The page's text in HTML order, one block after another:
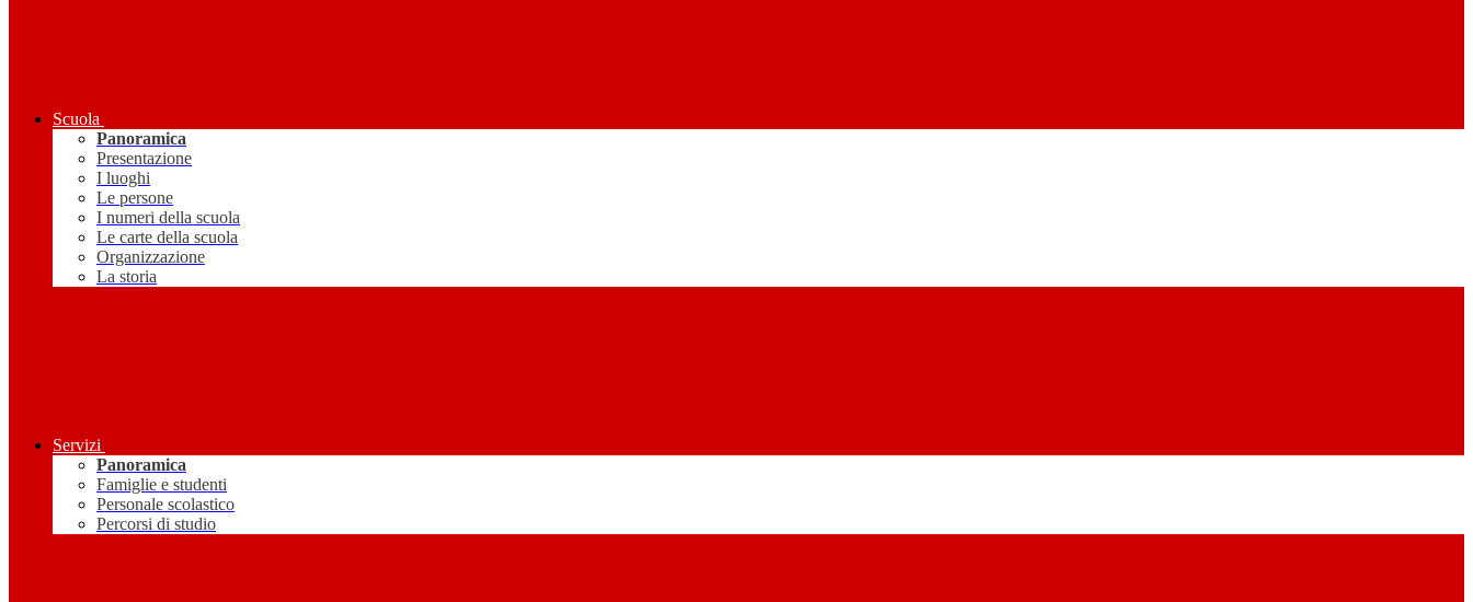
Scuola
Panoramica
Presentazione
I luoghi
Le persone
I numeri della scuola
Le carte della scuola
Organizzazione
La storia
Servizi
Panoramica
Famiglie e studenti
Personale scolastico
Percorsi di studio